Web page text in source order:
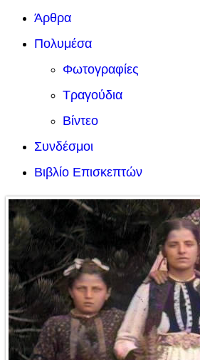
Άρθρα
Πολυμέσα
Φωτογραφίες
Τραγούδια
Βίντεο
Συνδέσμοι
Βιβλίο Επισκεπτών